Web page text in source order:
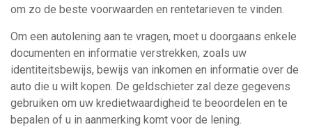
om zo de beste voorwaarden en rentetarieven te vinden.
Om een autolening aan te vragen, moet u doorgaans enkele
documenten en informatie verstrekken, zoals uw
identiteitsbewijs, bewijs van inkomen en informatie over de
auto die u wilt kopen. De geldschieter zal deze gegevens
gebruiken om uw kredietwaardigheid te beoordelen en te
bepalen of u in aanmerking komt voor de lening.